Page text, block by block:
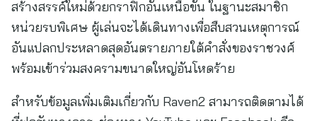
สร้างสรรค์ใหม่ด้วยกราฟิกอันเหนือขั้น ในฐานะสมาชิก
หน่วยรบพิเศษ ผู้เล่นจะได้เดินทางเพื่อสืบสวนเหตุการณ์
อันแปลกประหลาดสุดอันตรายภายใต้คำสั่งของราชวงศ์
พร้อมเข้าร่วมสงครามขนาดใหญ่อันโหดร้าย
สำหรับข้อมูลเพิ่มเติมเกี่ยวกับ Raven2 สามารถติดตามได้